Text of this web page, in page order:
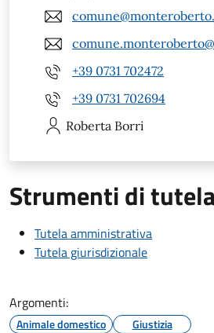
+39 0731 702472
+39 0731 702694
Roberta Borri
Strumenti di
Tutela amministrativa
Tutela giurisdizionale
Argomenti:
Animale domestico Giustizia